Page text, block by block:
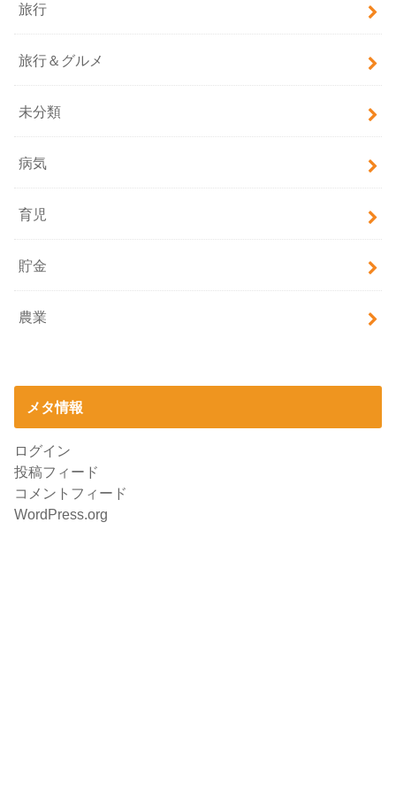
旅行
旅行＆グルメ
未分類
病気
育児
貯金
農業
メタ情報
ログイン
投稿フィード
コメントフィード
WordPress.org